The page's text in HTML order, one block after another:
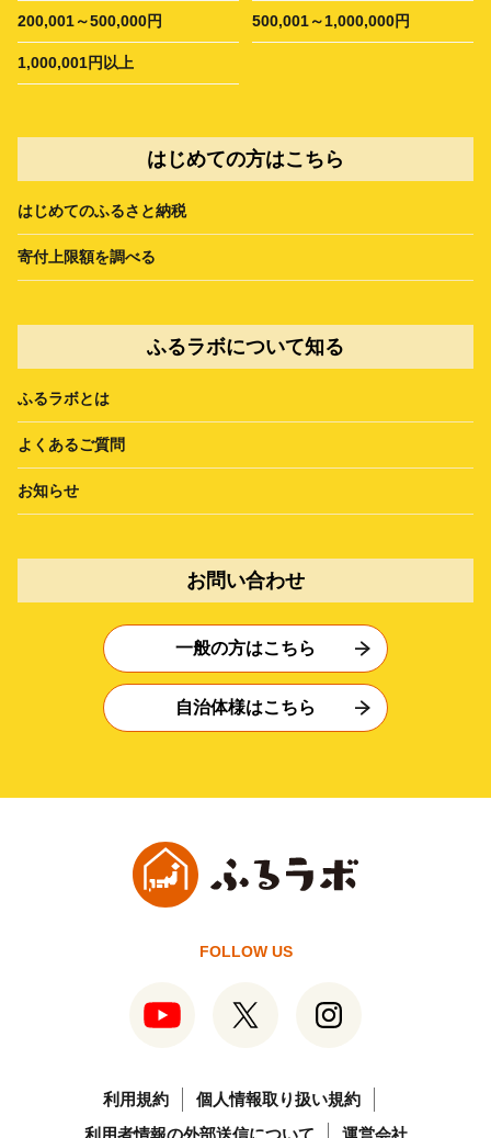
200,001～500,000円 500,001～1,000,000円
1,000,001円以上
はじめての方はこちら
はじめてのふるさと納税
寄付上限額を調べる
ふるラボについて知る
ふるラボとは
よくあるご質問
お知らせ
お問い合わせ
一般の方はこちら
自治体様はこちら
FOLLOW US
利用規約
個人情報取り扱い規約
利用者情報の外部送信について
運営会社